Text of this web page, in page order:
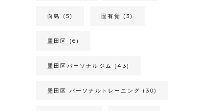
向島 (5) 固有覚 (3)
墨田区 (6)
墨田区パーソナルジム (43)
墨田区 パーソナルトレーニング (30)